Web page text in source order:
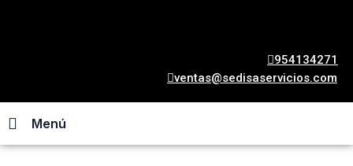
954134271
ventas@sedisaservicios.com
Menú